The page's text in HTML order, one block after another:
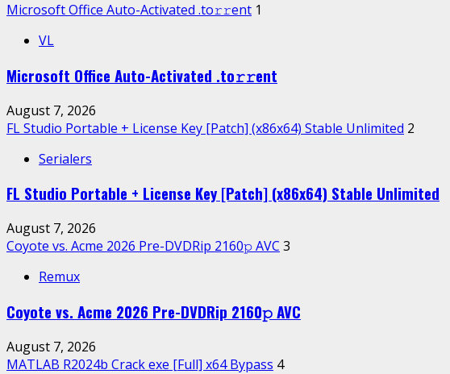
Microsoft Office Auto-Activated .tо𝚛𝚛еnt 1
VL
Microsoft Office Auto-Activated .tо𝚛𝚛еnt
August 7, 2026
FL Studio Portable + License Key [Patch] (x86x64) Stable Unlimited 2
Serialers
FL Studio Portable + License Key [Patch] (x86x64) Stable Unlimited
August 7, 2026
Coyote vs. Acme 2026 Pre-DVDRip 2160𝚙 AVC 3
Remux
Coyote vs. Acme 2026 Pre-DVDRip 2160𝚙 AVC
August 7, 2026
MATLAB R2024b Crack exe [Full] x64 Bypass 4